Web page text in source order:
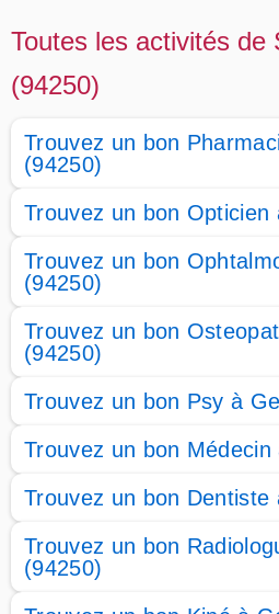
Toutes les activités de
(94250)
Trouvez un bon
(94250)
Trouvez un bon Opticien
Trouvez un bon
(94250)
Trouvez un bon
(94250)
Trouvez un bon Psy à
Trouvez un bon
Trouvez un bon Dentiste
Trouvez un bon
(94250)